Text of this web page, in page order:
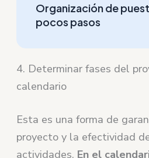
Organización de
pocos pasos
4. Determinar fases del
calendario
Esta es una forma de
proyecto y la efectividad
actividades. En el